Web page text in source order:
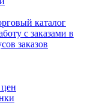
каталог
с заказами в
заказов